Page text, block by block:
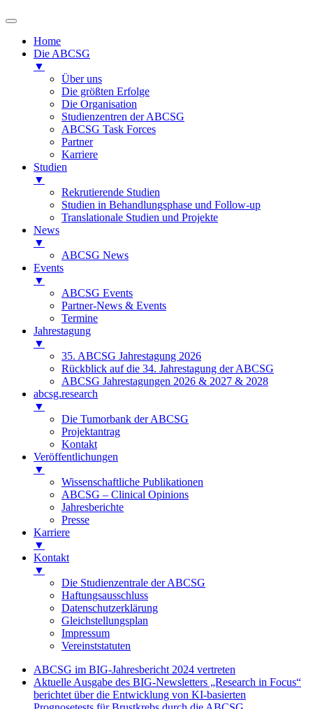
Home
Die ABCSG
▼
Über uns
Die größten Erfolge
Die Organisation
Studienzentren der ABCSG
ABCSG Task Forces
Partner
Karriere
Studien
▼
Rekrutierende Studien
Studien in Behandlungsphase und Follow-up
Translationale Studien und Projekte
News
▼
ABCSG News
Events
▼
ABCSG Events
Partner-News & Events
Termine
Jahrestagung
▼
35. ABCSG Jahrestagung 2026
Rückblick auf die 34. Jahrestagung der ABCSG
ABCSG Jahrestagungen 2026 & 2027 & 2028
abcsg.research
▼
Die Tumorbank der ABCSG
Projektantrag
Kontakt
Veröffentlichungen
▼
Wissenschaftliche Publikationen
ABCSG – Clinical Opinions
Jahresberichte
Presse
Karriere
▼
Kontakt
▼
Die Studienzentrale der ABCSG
Haftungsausschluss
Datenschutzerklärung
Gleichstellungsplan
Impressum
Vereinststatuten
ABCSG im BIG-Jahresbericht 2024 vertreten
Aktuelle Ausgabe des BIG-Newsletters „Research in Focus“
berichtet über die Entwicklung von KI-basierten